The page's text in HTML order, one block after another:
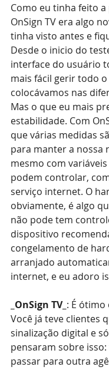
Como eu tinha feito a
OnSign TV era algo
tinha visto antes e
Desde o inicio do
interface do usuário
mais fácil gerir todo
colocávamos nas
Mas o que eu mais
estabilidade. Com
que várias medidas
para manter a nossa
mesmo com
podem controlar,
serviço internet. O
obviamente, é algo
não pode tem
dispositivo
congelamento de
arranjado
internet, e eu adoro
_OnSign TV_ : É ótimo
Você já teve clientes
sinalização digital e
pensaram sobre isso:
passar para outra